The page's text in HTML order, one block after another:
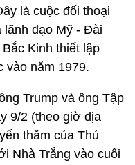
là cuộc đối thoại
lãnh đạo Mỹ - Đài
Kinh thiết lập
vào năm 1979.
Trump và ông Tập
9/2 (theo giờ địa
thăm của Thủ
Nhà Trắng vào cuối